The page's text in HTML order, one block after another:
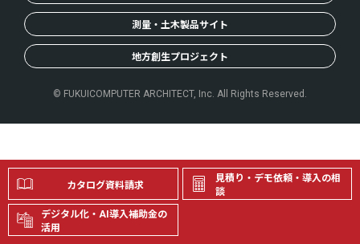
カタログ資料請求
見積り・デモ依頼・導入の相
談
デジタル化・AI導入補助金の
活用
測量・土木製品サイト
地方創生プロジェクト
© FUKUICOMPUTER ARCHITECT, Inc. All Rights Reserved.